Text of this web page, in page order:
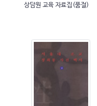
상담원 교육 자료집(품절)